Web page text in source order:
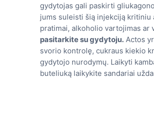
gydytojas gali paskirti
jums suleisti šią injekciją kritiniu
pratimai, alkoholio vartojimas ar
pasitarkite su gydytoju. Actos
svorio kontrolę, cukraus kiekio
gydytojo nurodymų. Laikyti
buteliuką laikykite sandariai